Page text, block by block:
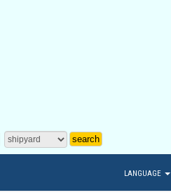
LANGUAGE